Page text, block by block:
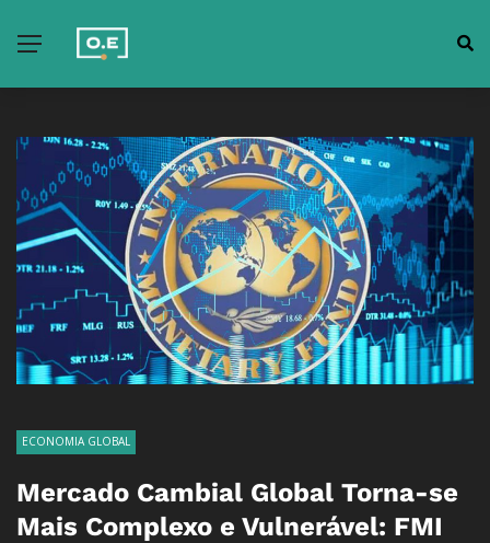
ECONOMIA GLOBAL
Mercado Cambial Global Torna-se
Mais Complexo e Vulnerável: FMI